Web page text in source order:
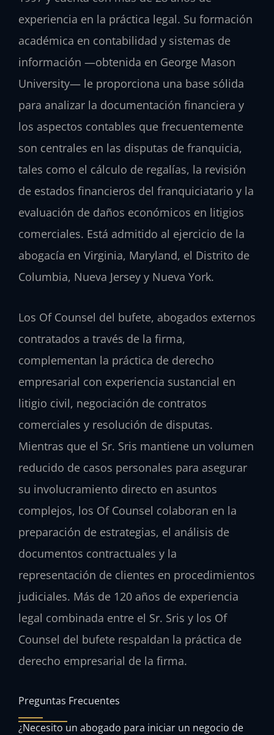
experiencia en la práctica legal. Su formación
académica en contabilidad y sistemas de
información —obtenida en George Mason
University— le proporciona una base sólida
para analizar la documentación financiera y
los aspectos contables que frecuentemente
son centrales en las disputas de franquicia,
tales como el cálculo de regalías, la revisión
de estados financieros del franquiciatario y la
evaluación de daños económicos en litigios
comerciales. Está admitido al ejercicio de la
abogacía en Virginia, Maryland, el Distrito de
Columbia, Nueva Jersey y Nueva York.
Los Of Counsel del bufete, abogados externos
contratados a través de la firma,
complementan la práctica de derecho
empresarial con experiencia sustancial en
litigio civil, negociación de contratos
comerciales y resolución de disputas.
Mientras que el Sr. Sris mantiene un volumen
reducido de casos personales para asegurar
su involucramiento directo en asuntos
complejos, los Of Counsel colaboran en la
preparación de estrategias, el análisis de
documentos contractuales y la
representación de clientes en procedimientos
judiciales. Más de 120 años de experiencia
legal combinada entre el Sr. Sris y los Of
Counsel del bufete respaldan la práctica de
derecho empresarial de la firma.
Preguntas Frecuentes
¿Necesito un abogado para iniciar un negocio de